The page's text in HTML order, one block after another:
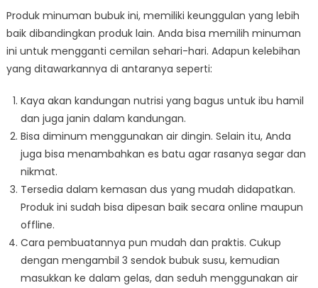
Produk minuman bubuk ini, memiliki keunggulan yang lebih
baik dibandingkan produk lain. Anda bisa memilih minuman
ini untuk mengganti cemilan sehari-hari. Adapun kelebihan
yang ditawarkannya di antaranya seperti:
Kaya akan kandungan nutrisi yang bagus untuk ibu hamil
dan juga janin dalam kandungan.
Bisa diminum menggunakan air dingin. Selain itu, Anda
juga bisa menambahkan es batu agar rasanya segar dan
nikmat.
Tersedia dalam kemasan dus yang mudah didapatkan.
Produk ini sudah bisa dipesan baik secara online maupun
offline.
Cara pembuatannya pun mudah dan praktis. Cukup
dengan mengambil 3 sendok bubuk susu, kemudian
masukkan ke dalam gelas, dan seduh menggunakan air